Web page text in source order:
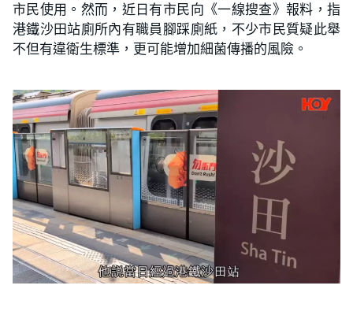
市民使用。然而，近日有市民向《一線搜查》報料，指
港鐵沙田站廁所內有職員腳踩廁紙，不少市民質疑此舉
不但有違衛生標準，更可能增加細菌傳播的風險。